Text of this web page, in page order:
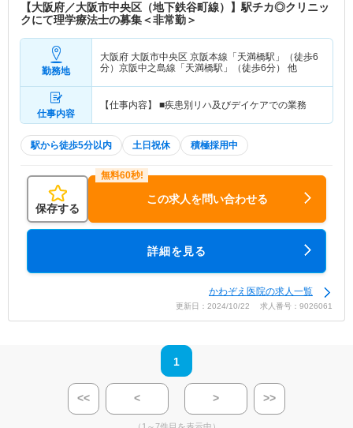
【大阪府／大阪市中央区（地下鉄谷町線）】駅チカ◎クリニッ
クにて理学療法士の募集＜非常勤＞
勤務地
大阪府 大阪市中央区 京阪本線「天満橋駅」（徒歩6
分）京阪中之島線「天満橋駅」（徒歩6分） 他
仕事内容
【仕事内容】 ■疾患別リハ及びデイケアでの業務
駅から徒歩5分以内 土日祝休 積極採用中
保存する
この求人を問い合わせる
詳細を見る
かわぞえ医院の求人一覧
更新日：2024/10/22 求人番号：9026061
1
<< < > >>